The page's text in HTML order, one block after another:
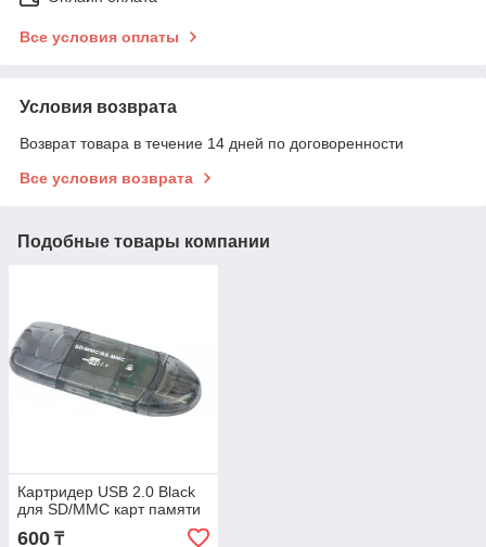
Все условия оплаты
Условия возврата
Возврат товара в течение 14 дней по договоренности
Все условия возврата
Подобные товары компании
Картридер USB 2.0 Black
для SD/MMC карт памяти
600 ₸